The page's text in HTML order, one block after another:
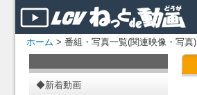
ホーム > 番組・写真一覧(関連映像・写真)
◆新着動画